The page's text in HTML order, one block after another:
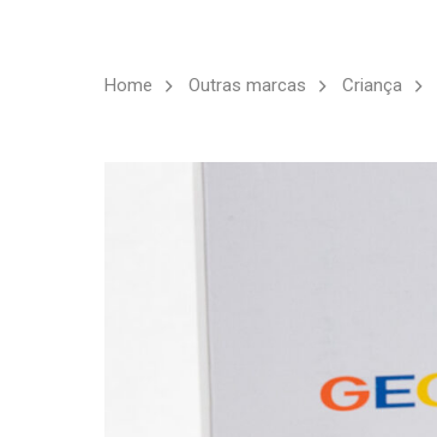
Home Outras marcas Criança